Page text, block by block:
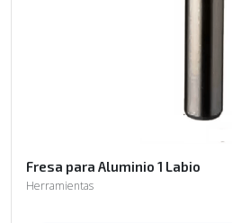
Fresa para Aluminio 1 Labio
Herramientas